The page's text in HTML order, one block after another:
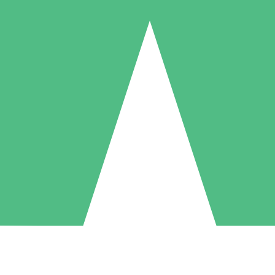
Individuele Creditpakketten
per gebruik met downloadtegoeden. Geen maandelijkse verplichting
5 Downloaden
US$